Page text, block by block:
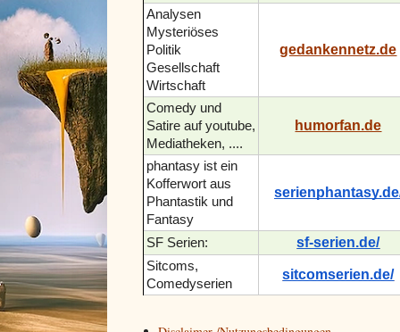
Analysen
Mysteriöses
Politik
Gesellschaft
Wirtschaft
gedankennetz.de
Comedy und
Satire auf youtube,
Mediatheken, ....
humorfan.de
phantasy ist ein
Kofferwort aus
Phantastik und
Fantasy
SF Serien: sf-serien.de/
Sitcoms,
Comedyserien
sitcomserien.de/